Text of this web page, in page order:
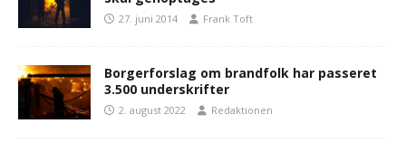
27. juni 2014 Frank Toft
Borgerforslag om brandfolk har passeret
3.500 underskrifter
2. august 2022 Redaktionen